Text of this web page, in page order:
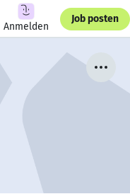
Anmelden
Job posten